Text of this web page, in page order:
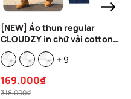
[NEW] Áo thun regular
CLOUDZY in chữ vải cotton
100% 250gsm form rộng nam
nữ áo phông oversize local
REFINE
+ 9
169.000₫
318.000₫